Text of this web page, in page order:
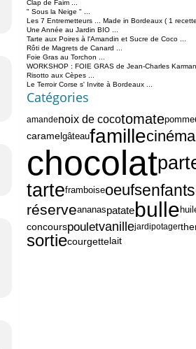
Clap de Faim ...
" Sous la Neige " ...
Les 7 Entremetteurs ... Made in Bordeaux ( 1
Une Année au Jardin BIO ...
Tarte aux Poires à l'Amandin et Sucre de Coco ...
Rôti de Magrets de Canard ...
Foie Gras au Torchon ...
WORKSHOP : FOIE GRAS de Jean-Charles
Risotto aux Cèpes ...
Le Terroir Corse s' Invite à Bordeaux ...
Catégories
amandenoix de cocotomatepomme
caramelgâteaufamillecinéma
chocolat
tarteframboiseoeufsenfants
réserveananaspatatebulle
concourspouletvanillejardipotager
sortiecourgettelait